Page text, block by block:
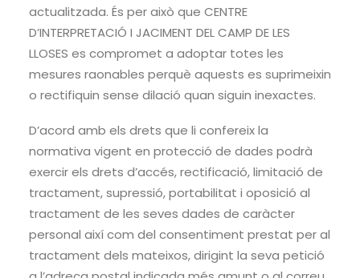
actualitzada. És per això que CENTRE
D’INTERPRETACIÓ I JACIMENT DEL CAMP DE LES
LLOSES es compromet a adoptar totes les
mesures raonables perquè aquests es suprimeixin
o rectifiquin sense dilació quan siguin inexactes.
D’acord amb els drets que li confereix la
normativa vigent en protecció de dades podrà
exercir els drets d’accés, rectificació, limitació de
tractament, supressió, portabilitat i oposició al
tractament de les seves dades de caràcter
personal així com del consentiment prestat per al
tractament dels mateixos, dirigint la seva petició